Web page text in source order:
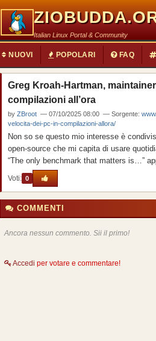
Italian Linux Portal & Community
NUOVI POPOLARI FAQ
Greg Kroah-Hartman,
compilazioni all’ora
by ZBroot — 07/10/2025 08:00 — Sorgente:
velocita-dei-pc-in-compilazioni-allora/
Non so se questo mio interesse è
open-source che mi capita di usare
“The only benchmark that matters is…”
Voti: 0
COMMENTI
Ancora nessun commento. Sii il primo!
Accedi per votare e commentare!